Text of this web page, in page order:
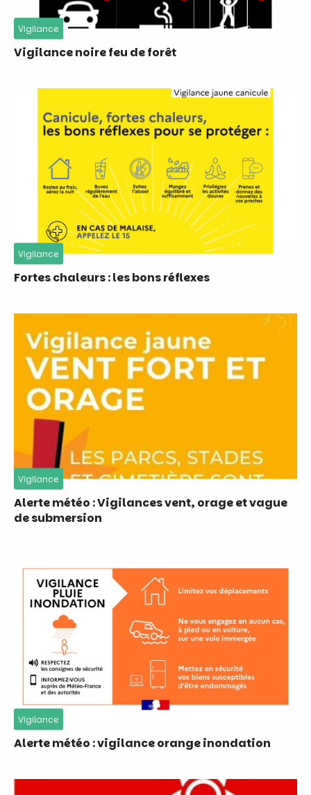
Vigilance
Vigilance noire feu de forêt
Vigilance
Fortes chaleurs : les bons réflexes
Vigilance
Alerte météo : Vigilances vent, orage et vague
de submersion
Vigilance
Alerte météo : vigilance orange inondation